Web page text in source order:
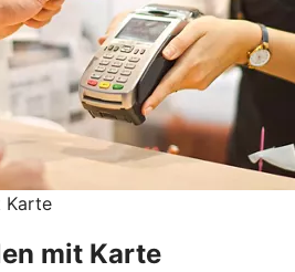
Karte
mit Karte